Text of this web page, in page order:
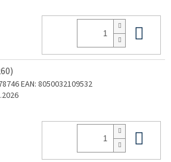
EAN: 8050032109532